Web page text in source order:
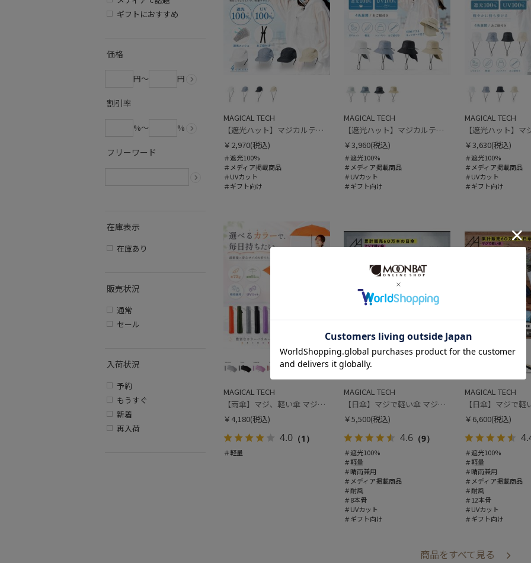
MAGICAL TECH
【遮光ハット】マジカルテックプロテクション キャップ UV100 遮光100 軽量 撥水
￥2,970(税込)
＃遮光100%
＃メディア掲載商品
＃UVカット
＃ギフト向け
MAGICAL TECH
【遮光ハット】マジカルテックプロテクション アドベンチャーハット UV100 遮光100 軽量 撥水
￥3,960(税込)
＃遮光100%
＃メディア掲載商品
＃UVカット
＃ギフト向け
MAGICAL TECH
￥3,630(税込)
＃遮光100%
＃メディア掲載商品
＃UVカット
＃ギフト向け
+3
MAGICAL TECH
【雨傘】マジ、軽い傘 マジカルテック (MAGICAL TECH) 無地【公式ムーンバット】 レディース メンズ ユニセックス 男女兼用 晴雨兼用 超軽量 UV
￥4,180(税込)
4.0 （1）
＃軽量
MAGICAL TECH
【日傘】マジで軽い傘 マジカルテックプロテクション（MAGICAL TECH PROTECTION）Tough W rib55cm 耐風 軽量 遮光100
￥5,500(税込)
4.6 （9）
＃遮光100%
＃軽量
＃晴雨兼用
＃メディア掲載商品
＃耐風
＃8本骨
＃UVカット
＃ギフト向け
MAGICAL TECH
￥6,600(税込)
＃遮光100%
＃軽量
＃晴雨兼用
＃メディア掲載商品
＃耐風
＃12本骨
＃UVカット
＃ギフト向け
商品をすべて見る
ギフトにおすすめ
価格
円～ 円
割引率
%～ %
フリーワード
在庫表示
在庫あり
販売状況
通常
セール
入荷状況
予約
もうすぐ
新着
再入荷